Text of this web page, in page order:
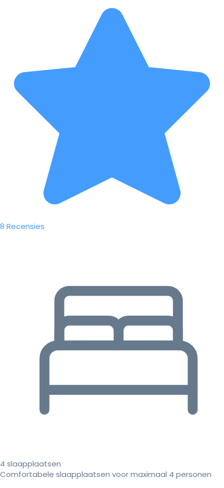
8 Recensies
4 slaapplaatsen
Comfortabele slaapplaatsen voor maximaal 4 personen